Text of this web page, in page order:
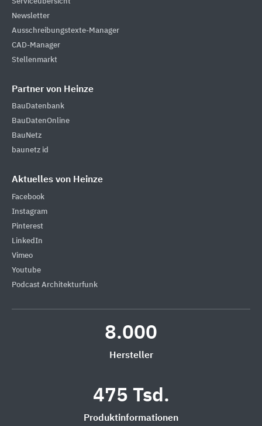
Newsletter
Ausschreibungstexte-Manager
CAD-Manager
Stellenmarkt
Partner von Heinze
BauDatenbank
BauDatenOnline
BauNetz
baunetz id
Aktuelles von Heinze
Facebook
Instagram
Pinterest
LinkedIn
Vimeo
Youtube
Podcast Architekturfunk
8.000
Hersteller
475 Tsd.
Produktinformationen